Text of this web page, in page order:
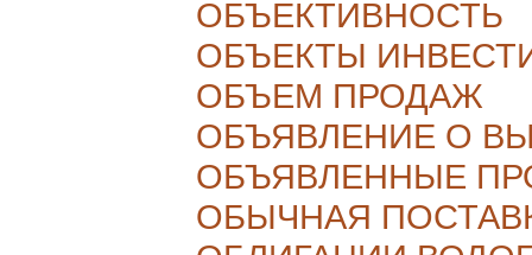
ОБЪЕКТИВНОСТЬ
ОБЪЕКТЫ
ОБЪЕМ ПРОДАЖ
ОБЪЯВЛЕНИЕ О
ОБЪЯВЛЕННЫЕ
ОБЫЧНАЯ